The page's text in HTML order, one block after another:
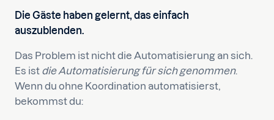
Die Gäste haben gelernt, das einfach
auszublenden.
Das Problem ist nicht die Automatisierung an sich.
Es ist die Automatisierung für sich genommen.
Wenn du ohne Koordination automatisierst,
bekommst du: